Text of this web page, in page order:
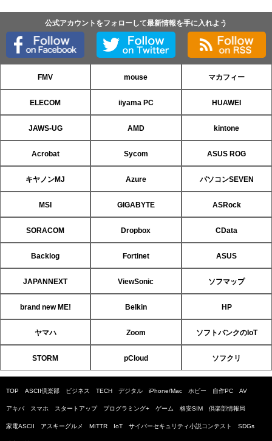
公式アカウントをフォローして最新情報を手に入れよう
FMV mouse マカフィー
ELECOM iiyama PC HUAWEI
JAWS-UG AMD kintone
Acrobat Sycom ASUS ROG
キヤノンMJ Azure パソコンSEVEN
MSI GIGABYTE ASRock
SORACOM Dropbox CData
Backlog Fortinet ASUS
JAPANNEXT ViewSonic ソフマップ
brand new ME! Belkin HP
ヤマハ Zoom ソフトバンクのIoT
STORM pCloud ソフクリ
TOP ASCII倶楽部 ビジネス TECH デジタル iPhone/Mac ホビー 自作PC AV
アキバ スマホ スタートアップ プログラミング+ ゲーム 格安SIM 倶楽部情報局
家電ASCII アスキーグルメ MITTR IoT サイバーセキュリティ小説コンテスト SDGs